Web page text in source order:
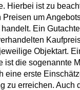
Hierbei ist zu
Preisen um
Ein
Objektart.
ist die sogenannte
eine erste
zu erreichen. Auch